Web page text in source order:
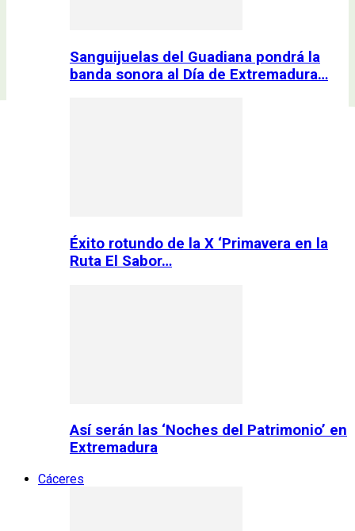
Sanguijuelas del Guadiana pondrá la
banda sonora al Día de Extremadura…
Éxito rotundo de la X ‘Primavera en la
Ruta El Sabor…
Así serán las ‘Noches del Patrimonio’ en
Extremadura
Cáceres